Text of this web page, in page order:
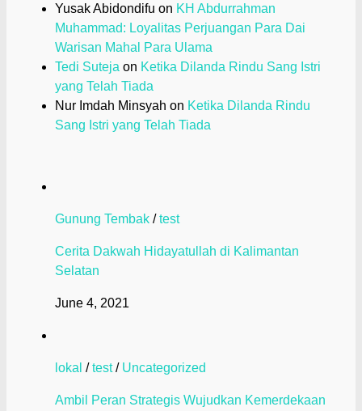
Yusak Abidondifu on KH Abdurrahman
Muhammad: Loyalitas Perjuangan Para Dai
Warisan Mahal Para Ulama
Tedi Suteja on Ketika Dilanda Rindu Sang Istri
yang Telah Tiada
Nur Imdah Minsyah on Ketika Dilanda Rindu
Sang Istri yang Telah Tiada
Gunung Tembak /test
Cerita Dakwah Hidayatullah di Kalimantan
Selatan
June 4, 2021
lokal /test/ Uncategorized
Ambil Peran Strategis Wujudkan Kemerdekaan